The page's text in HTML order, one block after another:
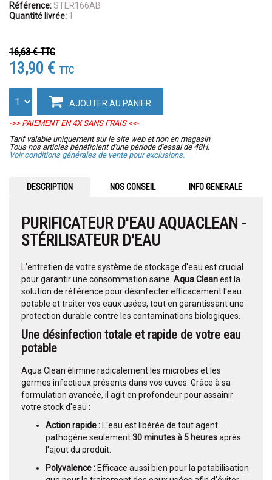
Référence:STER166AB
Quantité livrée: 1
16,63 €TTC
13,90 € TTC
AJOUTER AU PANIER
->> PAIEMENT EN 4X SANS FRAIS <<-
Tarif valable uniquement sur le site web et non en magasin
Tous nos articles bénéficient d'une période d'essai de 48H.
Voir conditions générales de vente pour exclusions.
DESCRIPTION NOS CONSEIL INFO GENERALE
PURIFICATEUR D'EAU AQUACLEAN -
STÉRILISATEUR D'EAU
L’entretien de votre système de stockage d'eau est crucial
pour garantir une consommation saine. Aqua Cleanest la
solution de référence pour désinfecter efficacement l'eau
potable et traiter vos eaux usées, tout en garantissant une
protection durable contre les contaminations biologiques.
Une désinfection totale et rapide de votre eau
potable
Aqua Clean élimine radicalement les microbes et les
germes infectieux présents dans vos cuves. Grâce à sa
formulation avancée, il agit en profondeur pour assainir
votre stock d'eau :
Action rapide : L'eau est libérée de tout agent
pathogène seulement30 minutes à 5 heuresaprès
l'ajout du produit.
Polyvalence : Efficace aussi bien pour la potabilisation